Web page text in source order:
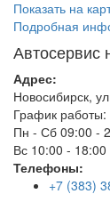
Показать на
Подробная
Автосервис
Адрес:
Новосибирск,
График работы:
Пн - Сб 09:00 -
Вс 10:00 - 18:00
Телефоны:
+7 (383)